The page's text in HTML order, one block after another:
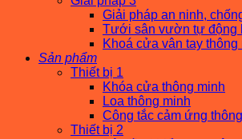
Giải pháp an ninh,
Tưới sân vườn tự động
Khoá cửa vân tay thông
Sản phẩm
Thiết bị 1
Khóa cửa thông minh
Loa thông minh
Công tắc cảm ứng
Thiết bị 2